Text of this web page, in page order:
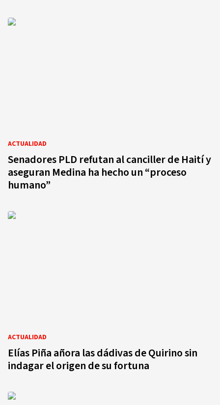
ACTUALIDAD
Senadores PLD refutan al canciller de Haití y
aseguran Medina ha hecho un “proceso
humano”
ACTUALIDAD
Elías Piña añora las dádivas de Quirino sin
indagar el origen de su fortuna